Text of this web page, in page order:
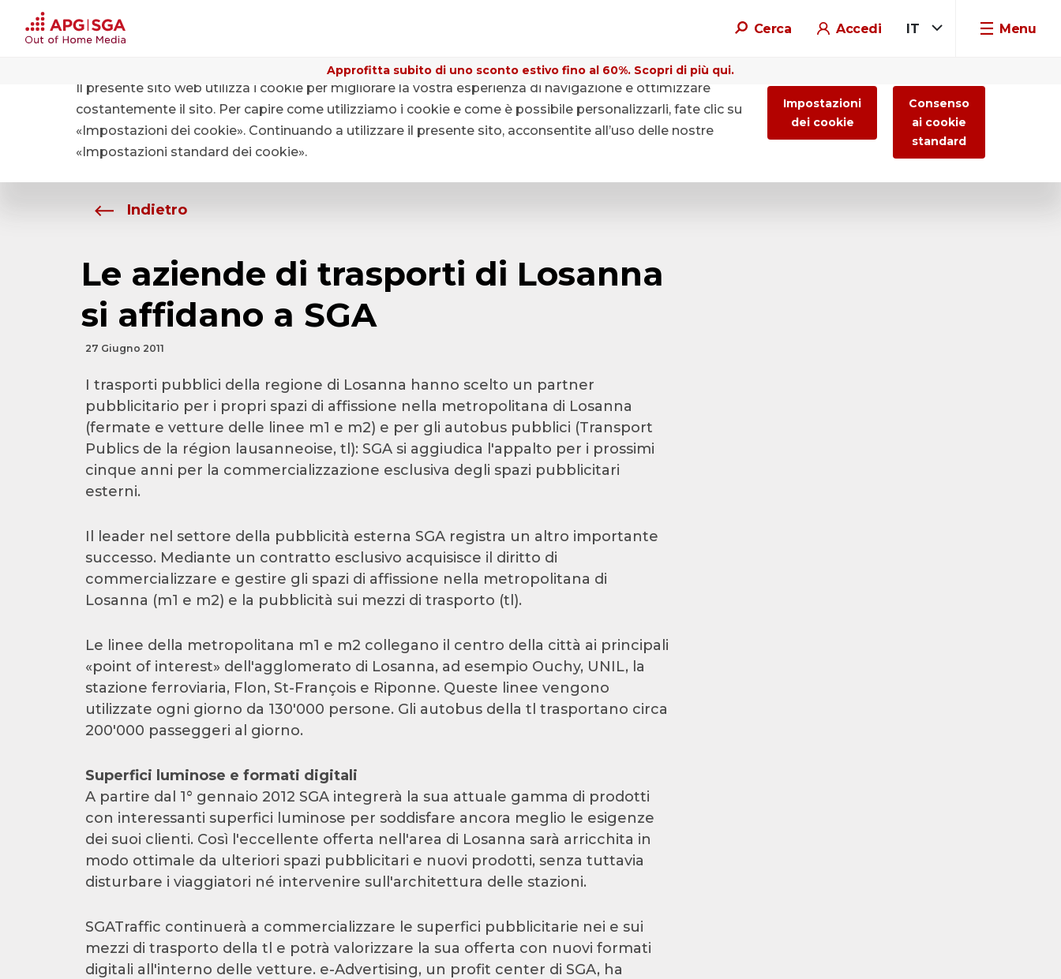
Cerca Accedi IT Menu
Approfitta subito di uno sconto estivo fino al 60%. Scopri di più qui.
Chi siamo Media
Indietro
Le aziende di trasporti di Losanna
si affidano a SGA
27 Giugno 2011
I trasporti pubblici della regione di Losanna hanno scelto un partner
pubblicitario per i propri spazi di affissione nella metropolitana di Losanna
(fermate e vetture delle linee m1 e m2) e per gli autobus pubblici (Transport
Publics de la région lausanneoise, tl): SGA si aggiudica l'appalto per i prossimi
cinque anni per la commercializzazione esclusiva degli spazi pubblicitari
esterni.
Il leader nel settore della pubblicità esterna SGA registra un altro importante
successo. Mediante un contratto esclusivo acquisisce il diritto di
commercializzare e gestire gli spazi di affissione nella metropolitana di
Losanna (m1 e m2) e la pubblicità sui mezzi di trasporto (tl).
Le linee della metropolitana m1 e m2 collegano il centro della città ai principali
«point of interest» dell'agglomerato di Losanna, ad esempio Ouchy, UNIL, la
stazione ferroviaria, Flon, St-François e Riponne. Queste linee vengono
utilizzate ogni giorno da 130'000 persone. Gli autobus della tl trasportano circa
200'000 passeggeri al giorno.
Superfici luminose e formati digitali
A partire dal 1° gennaio 2012 SGA integrerà la sua attuale gamma di prodotti
con interessanti superfici luminose per soddisfare ancora meglio le esigenze
dei suoi clienti. Così l'eccellente offerta nell'area di Losanna sarà arricchita in
modo ottimale da ulteriori spazi pubblicitari e nuovi prodotti, senza tuttavia
disturbare i viaggiatori né intervenire sull'architettura delle stazioni.
SGATraffic continuerà a commercializzare le superfici pubblicitarie nei e sui
mezzi di trasporto della tl e potrà valorizzare la sua offerta con nuovi formati
digitali all'interno delle vetture. e-Advertising, un profit center di SGA, ha
Il presente sito web utilizza i cookie per migliorare la vostra esperienza di navigazione e ottimizzare
costantemente il sito. Per capire come utilizziamo i cookie e come è possibile personalizzarli, fate clic su
«Impostazioni dei cookie». Continuando a utilizzare il presente sito, acconsentite all’uso delle nostre
«Impostazioni standard dei cookie».
Impostazioni
dei cookie
Consenso
ai cookie
standard